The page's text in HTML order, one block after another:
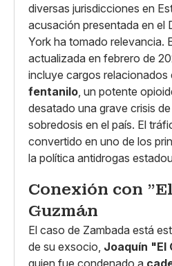
diversas jurisdicciones en
acusación presentada en el
York ha tomado relevancia.
actualizada en febrero de
incluye cargos relacionados
fentanilo , un potente
desatado una grave crisis
sobredosis en el país. El
convertido en uno de los
la política antidrogas
Conexión con
Guzmán
El caso de Zambada está
de su exsocio, Joaquín "El
quien fue condenado a